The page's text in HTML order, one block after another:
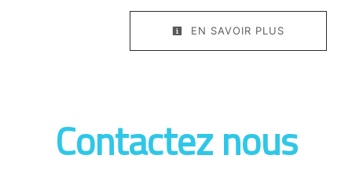
EN SAVOIR PLUS
Contactez nous